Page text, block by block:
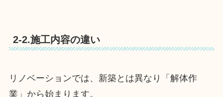
2-2.施工内容の違い
リノベーションでは、新築とは異なり「解体作
業」から始まります。